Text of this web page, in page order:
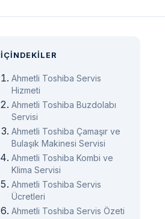
İÇINDEKILER
Ahmetli Toshiba Servis
Hizmeti
Ahmetli Toshiba Buzdolabı
Servisi
Ahmetli Toshiba Çamaşır ve
Bulaşık Makinesi Servisi
Ahmetli Toshiba Kombi ve
Klima Servisi
Ahmetli Toshiba Servis
Ücretleri
Ahmetli Toshiba Servis Özeti